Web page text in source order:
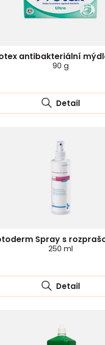
antibakteriální
90 g
Detail
Spray s
250 ml
Detail